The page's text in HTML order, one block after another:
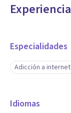
Experiencia
Especialidades
Adicción a internet
Idiomas